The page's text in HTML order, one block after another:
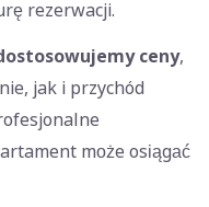
rezerwacji.
ceny,
jak i przychód
może osiągać